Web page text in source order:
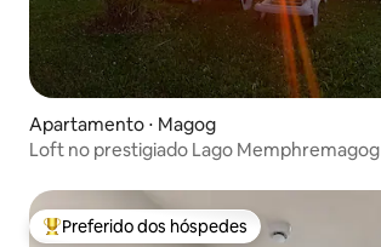
Apartamento ⋅ Magog
Loft no prestigiado Lago Memphremagog
Entre os melhores preferidos dos hóspedes
Preferido dos hóspedes